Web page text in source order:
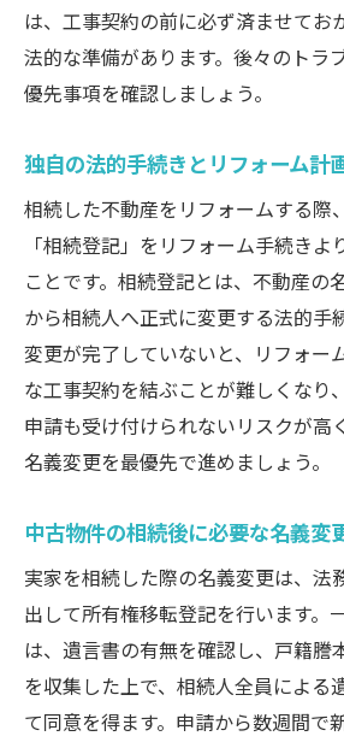
家族間での資金移動時に
込と証憑の残し方
固定資産税の上昇を防ぎ税制優
耐震・省エネ・バリアフリ
み合わせる工夫
確定申告での所得税控除
リフォーム業者の選び方
は、工事契約の前に必ず済ませてお
法的な準備があります。後々のトラ
優先事項を確認しましょう。
独自の法的手続きとリフォーム計
相続した不動産をリフォームする際
「相続登記」をリフォーム手続きよ
ことです。相続登記とは、不動産の
から相続人へ正式に変更する法的手
変更が完了していないと、リフォー
な工事契約を結ぶことが難しくなり
申請も受け付けられないリスクが高
名義変更を最優先で進めましょう。
中古物件の相続後に必要な名義変
実家を相続した際の名義変更は、法
出して所有権移転登記を行います。
は、遺言書の有無を確認し、戸籍謄
を収集した上で、相続人全員による
て同意を得ます。申請から数週間で